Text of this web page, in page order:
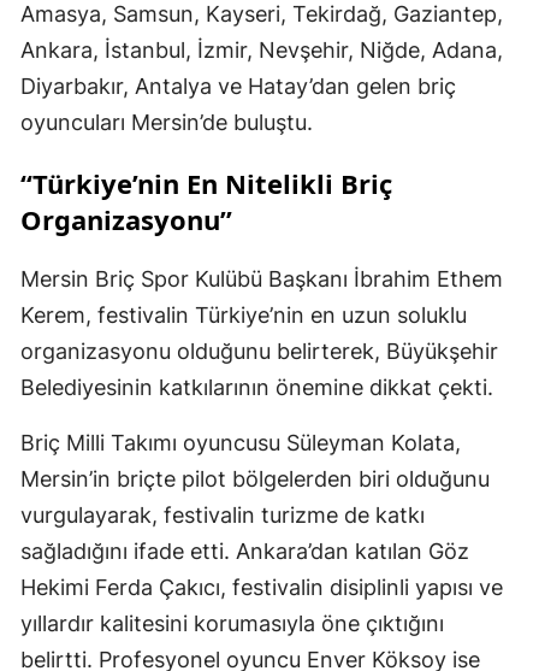
Amasya, Samsun, Kayseri, Tekirdağ, Gaziantep,
Ankara, İstanbul, İzmir, Nevşehir, Niğde, Adana,
Diyarbakır, Antalya ve Hatay’dan gelen briç
oyuncuları Mersin’de buluştu.
“Türkiye’nin En Nitelikli Briç
Organizasyonu”
Mersin Briç Spor Kulübü Başkanı İbrahim Ethem
Kerem, festivalin Türkiye’nin en uzun soluklu
organizasyonu olduğunu belirterek, Büyükşehir
Belediyesinin katkılarının önemine dikkat çekti.
Briç Milli Takımı oyuncusu Süleyman Kolata,
Mersin’in briçte pilot bölgelerden biri olduğunu
vurgulayarak, festivalin turizme de katkı
sağladığını ifade etti. Ankara’dan katılan Göz
Hekimi Ferda Çakıcı, festivalin disiplinli yapısı ve
yıllardır kalitesini korumasıyla öne çıktığını
belirtti. Profesyonel oyuncu Enver Köksoy ise